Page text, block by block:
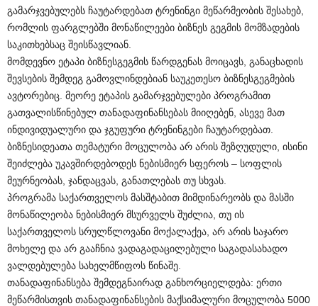
გამარჯვებულებს ჩაუტარდებათ ტრენინგი მეწარმეობის შესახებ,
რომლის ფარგლებში მონაწილეები ბიზნეს გეგმის მომზადების
საკითხებსაც შეისწავლიან.
მომდევნო ეტაპი ბიზნესგეგმის წარდგენას მოიცავს, განაცხადის
შევსების შემდეგ გამოვლინდებიან საუკეთესო ბიზნესგეგმების
ავტორებიც. მეორე ეტაპის გამარჯვებულები პროგრამით
გათვალისწინებულ თანადაფინანსებას მიიღებენ, ასევე მათ
ინდივიდუალური და ჯგუფური ტრენინგები ჩაუტარდებათ.
ბიზნესიდეათა თემატური მოცულობა არ არის შეზღუდული, ისინი
შეიძლება უკავშირდებოდეს ნებისმიერ სფეროს – სოფლის
მეურნეობას, ჯანდაცვას, განათლებას თუ სხვას.
პროგრამა საქართველოს მასშტაბით მიმდინარეობს და მასში
მონაწილეობა ნებისმიერ მსურველს შუძლია, თუ ის
საქართველოს სრულწლოვანი მოქალაქეა, არ არის საჯარო
მოხელე და არ გააჩნია ვადაგადაცილებული საგადასახადო
ვალდებულება სახელმწიფოს წინაშე.
თანადაფინანსება შემდეგნაირად განხორციელდება: ერთი
მეწარმისთვის თანადაფინანსების მაქსიმალური მოცულობა 5000